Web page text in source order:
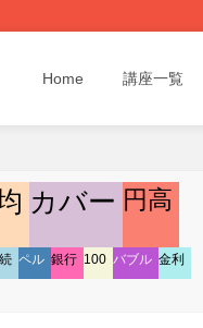
Home 講座一覧
カバー 円高
ペル 銀行 100 バブル 金利